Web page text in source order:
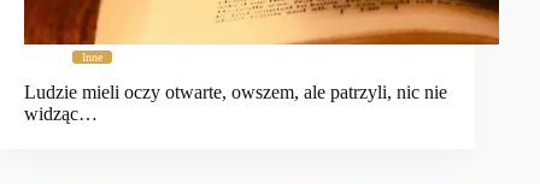
Inne
Ludzie mieli oczy otwarte, owszem, ale patrzyli, nic nie
widząc…